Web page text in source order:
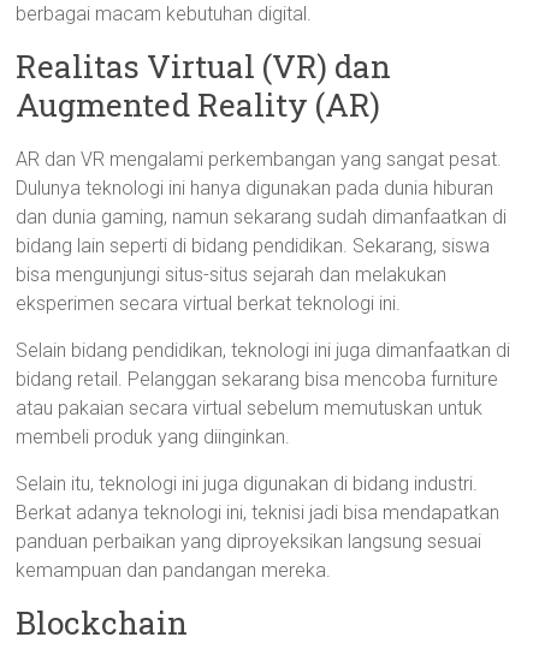
berbagai macam kebutuhan digital.
Realitas Virtual (VR) dan
Augmented Reality (AR)
AR dan VR mengalami perkembangan yang sangat pesat.
Dulunya teknologi ini hanya digunakan pada dunia hiburan
dan dunia gaming, namun sekarang sudah dimanfaatkan di
bidang lain seperti di bidang pendidikan. Sekarang, siswa
bisa mengunjungi situs-situs sejarah dan melakukan
eksperimen secara virtual berkat teknologi ini.
Selain bidang pendidikan, teknologi ini juga dimanfaatkan di
bidang retail. Pelanggan sekarang bisa mencoba furniture
atau pakaian secara virtual sebelum memutuskan untuk
membeli produk yang diinginkan.
Selain itu, teknologi ini juga digunakan di bidang industri.
Berkat adanya teknologi ini, teknisi jadi bisa mendapatkan
panduan perbaikan yang diproyeksikan langsung sesuai
kemampuan dan pandangan mereka.
Blockchain